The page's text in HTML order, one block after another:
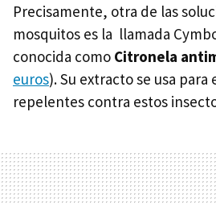
Precisamente, otra de las
mosquitos es la llamada
conocida como Citronela
euros). Su extracto se usa
repelentes contra estos